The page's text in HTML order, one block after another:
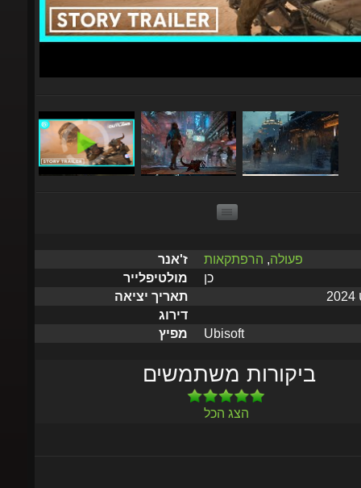
מולטיפלייר
כן
תאריך יציאה
דירוג
מפיץ
ביקורות משתמשים
הצג הכל